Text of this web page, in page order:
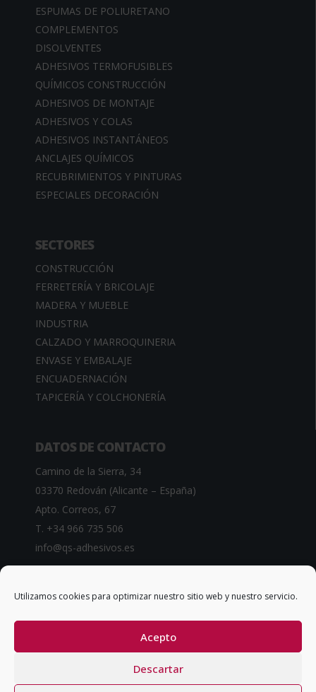
Utilizamos cookies para optimizar nuestro sitio web y nuestro servicio.
Acepto
Descartar
ESPUMAS DE POLIURETANO
COMPLEMENTOS
DISOLVENTES
ADHESIVOS TERMOFUSIBLES
QUÍMICOS CONSTRUCCIÓN
ADHESIVOS DE MONTAJE
ADHESIVOS Y COLAS
ADHESIVOS INSTANTÁNEOS
ANCLAJES QUÍMICOS
RECUBRIMIENTOS Y PINTURAS
ESPECIALES DECORACIÓN
SECTORES
CONSTRUCCIÓN
FERRETERÍA Y BRICOLAJE
MADERA Y MUEBLE
INDUSTRIA
CALZADO Y MARROQUINERIA
ENVASE Y EMBALAJE
ENCUADERNACIÓN
TAPICERÍA Y COLCHONERÍA
DATOS DE CONTACTO
Camino de la Sierra, 34
03370 Redován (Alicante – España)
Apto. Correos, 67
T. +34 966 735 506
info@qs-adhesivos.es
CONDICIONES GENERALES DE VENTA